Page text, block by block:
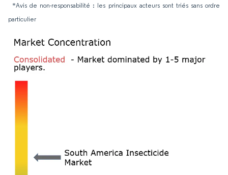
*Avis de non-responsabilité : les principaux acteurs sont triés sans ordre
particulier